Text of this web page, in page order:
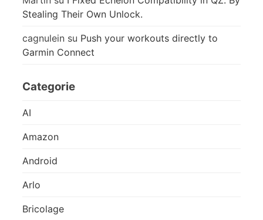
Stealing Their Own Unlock.
cagnulein su Push your workouts directly to
Garmin Connect
Categorie
AI
Amazon
Android
Arlo
Bricolage